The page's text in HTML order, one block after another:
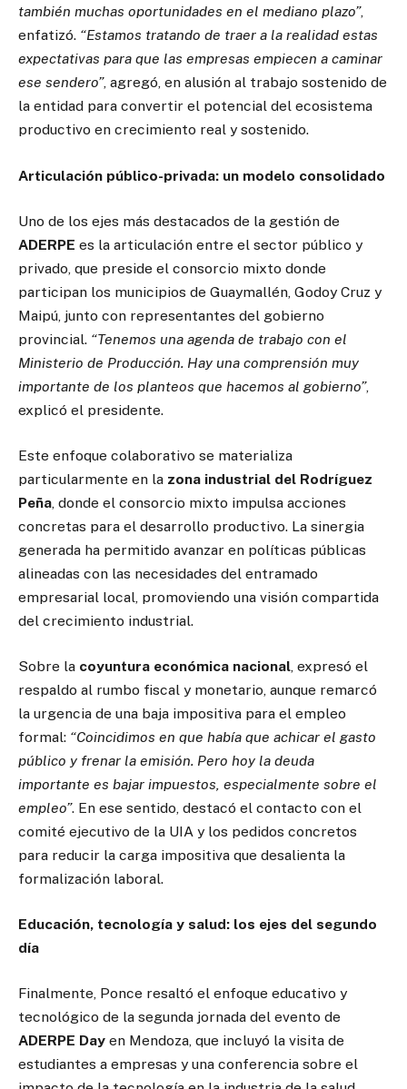
también muchas oportunidades en el mediano plazo”,
enfatizó. “Estamos tratando de traer a la realidad estas
expectativas para que las empresas empiecen a caminar
ese sendero”, agregó, en alusión al trabajo sostenido de
la entidad para convertir el potencial del ecosistema
productivo en crecimiento real y sostenido.
Articulación público-privada: un modelo consolidado
Uno de los ejes más destacados de la gestión de
ADERPE es la articulación entre el sector público y
privado, que preside el consorcio mixto donde
participan los municipios de Guaymallén, Godoy Cruz y
Maipú, junto con representantes del gobierno
provincial. “Tenemos una agenda de trabajo con el
Ministerio de Producción. Hay una comprensión muy
importante de los planteos que hacemos al gobierno”,
explicó el presidente.
Este enfoque colaborativo se materializa
particularmente en la zona industrial del Rodríguez
Peña, donde el consorcio mixto impulsa acciones
concretas para el desarrollo productivo. La sinergia
generada ha permitido avanzar en políticas públicas
alineadas con las necesidades del entramado
empresarial local, promoviendo una visión compartida
del crecimiento industrial.
Sobre la coyuntura económica nacional, expresó el
respaldo al rumbo fiscal y monetario, aunque remarcó
la urgencia de una baja impositiva para el empleo
formal: “Coincidimos en que había que achicar el gasto
público y frenar la emisión. Pero hoy la deuda
importante es bajar impuestos, especialmente sobre el
empleo”. En ese sentido, destacó el contacto con el
comité ejecutivo de la UIA y los pedidos concretos
para reducir la carga impositiva que desalienta la
formalización laboral.
Educación, tecnología y salud: los ejes del segundo
día
Finalmente, Ponce resaltó el enfoque educativo y
tecnológico de la segunda jornada del evento de
ADERPE Day en Mendoza, que incluyó la visita de
estudiantes a empresas y una conferencia sobre el